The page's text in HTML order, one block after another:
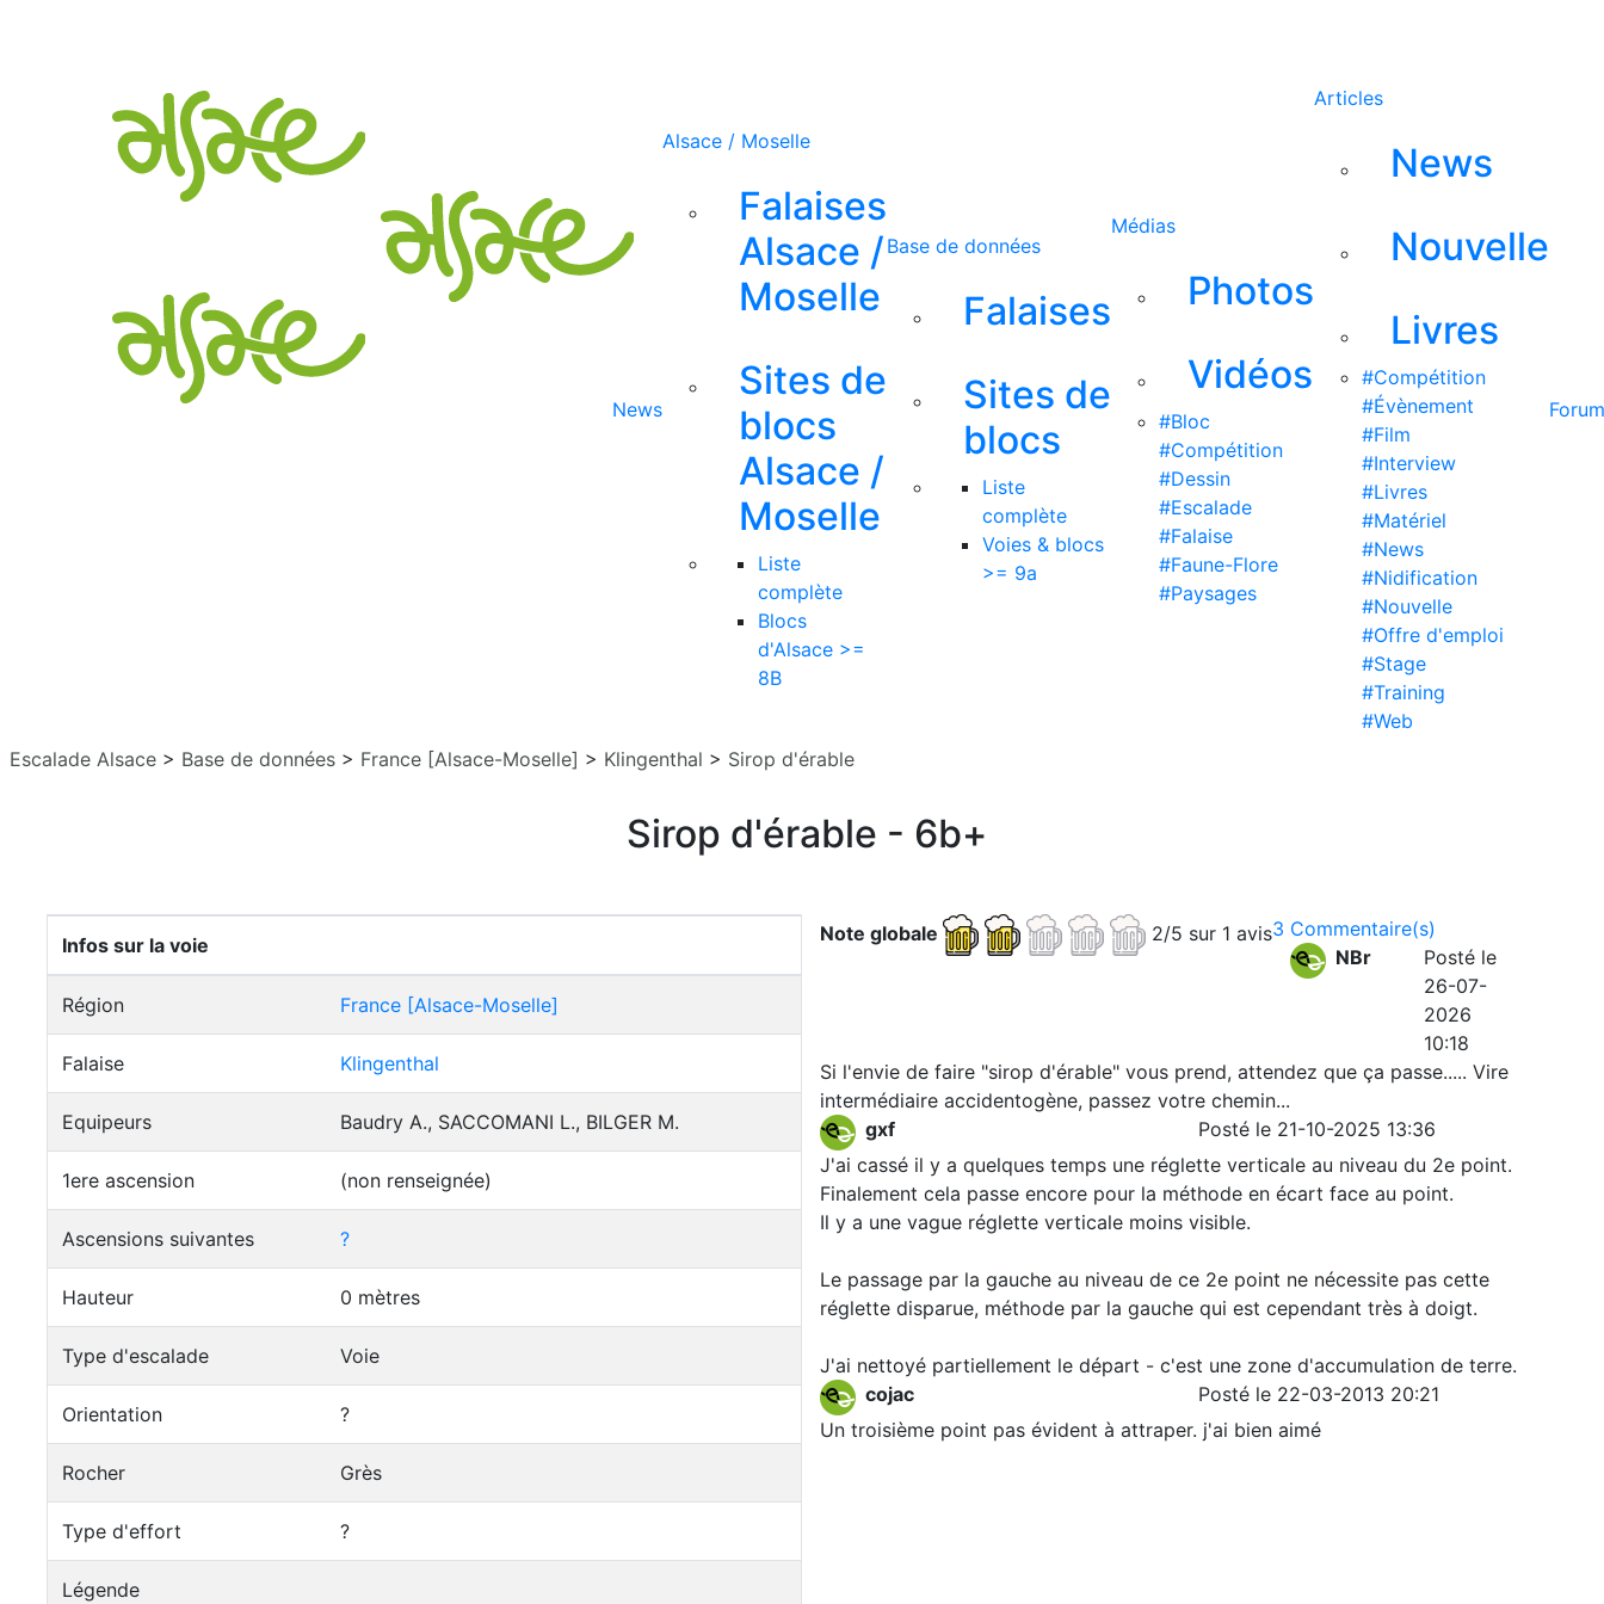
News
Alsace / Moselle
Falaises
Alsace /
Moselle
Sites de
blocs
Alsace /
Moselle
Liste
complète
Blocs
d'Alsace >=
8B
Base de données
Falaises
Sites de
blocs
Liste
complète
Voies & blocs
>= 9a
Médias
Photos
Vidéos
#Bloc
#Compétition
#Dessin
#Escalade
#Falaise
#Faune-Flore
#Paysages
Articles
News
Nouvelle
Livres
#Compétition
#Évènement
#Film
#Interview
#Livres
#Matériel
#News
#Nidification
#Nouvelle
#Offre d'emploi
#Stage
#Training
#Web
Forum
Escalade Alsace > Base de données > France [Alsace-Moselle] > Klingenthal > Sirop d'érable
Sirop d'érable - 6b+
Infos sur la voie
Région France [Alsace-Moselle]
Falaise Klingenthal
Equipeurs Baudry A., SACCOMANI L., BILGER M.
1ere ascension (non renseignée)
Ascensions suivantes ?
Hauteur 0 mètres
Type d'escalade Voie
Orientation ?
Rocher Grès
Type d'effort ?
Légende
3 Commentaire(s)
Note globale
2/5 sur 1 avis
NBr
Posté le
26-07-
2026
10:18
Si l'envie de faire "sirop d'érable" vous prend, attendez que ça passe..... Vire
intermédiaire accidentogène, passez votre chemin...
gxf
Posté le 21-10-2025 13:36
J'ai cassé il y a quelques temps une réglette verticale au niveau du 2e point.
Finalement cela passe encore pour la méthode en écart face au point.
Il y a une vague réglette verticale moins visible.
Le passage par la gauche au niveau de ce 2e point ne nécessite pas cette
réglette disparue, méthode par la gauche qui est cependant très à doigt.
J'ai nettoyé partiellement le départ - c'est une zone d'accumulation de terre.
cojac
Posté le 22-03-2013 20:21
Un troisième point pas évident à attraper. j'ai bien aimé